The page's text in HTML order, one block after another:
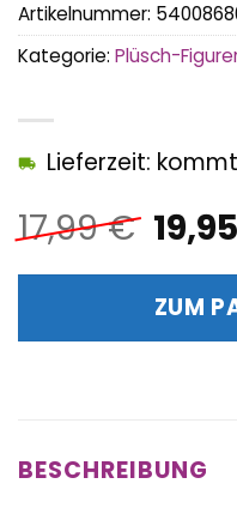
17,99€
Preis
war:
19,95
Lieferzeit:
ZUM
Artikelnummer:
Kategorie: Plüsch-
BESCHREIBUNG